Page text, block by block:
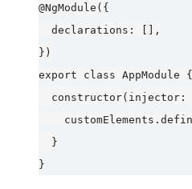
@NgModule({
  declarations: [],
})
export class AppModule {
constructor(injector:
  }